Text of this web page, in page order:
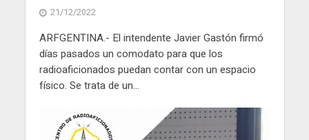
21/12/2022
ARFGENTINA.- El intendente Javier Gastón firmó
días pasados un comodato para que los
radioaficionados puedan contar con un espacio
físico. Se trata de un...